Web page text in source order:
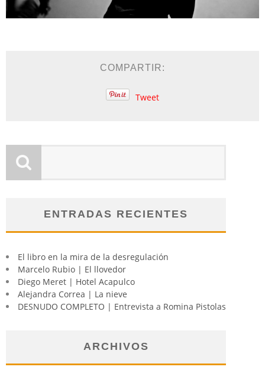
COMPARTIR:
Tweet
ENTRADAS RECIENTES
El libro en la mira de la desregulación
Marcelo Rubio | El llovedor
Diego Meret | Hotel Acapulco
Alejandra Correa | La nieve
DESNUDO COMPLETO | Entrevista a Romina Pistolas
ARCHIVOS